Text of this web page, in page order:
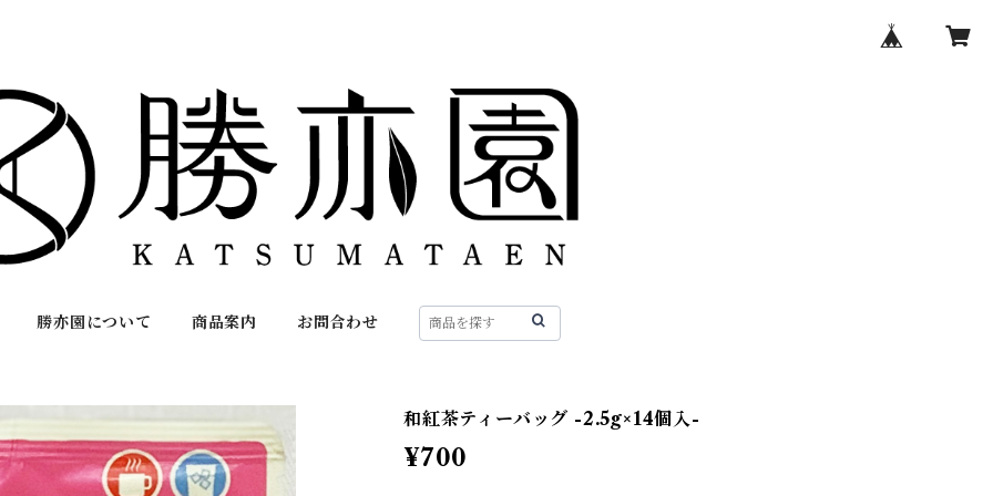
勝亦園について 商品案内 お問合わせ
和紅茶ティーバッグ -2.5g×14個入-
¥700